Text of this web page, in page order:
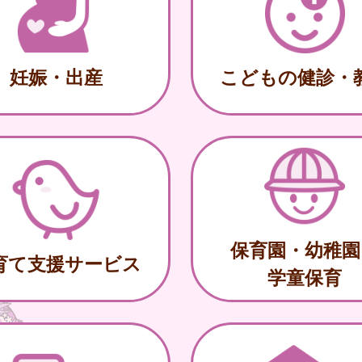
妊娠・出産 こどもの健診・
て支援サービス
保育園・幼稚
学童保育